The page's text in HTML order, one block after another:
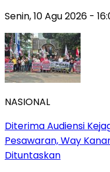
Senin, 10 Agu 2026 -
NASIONAL
Diterima Audiensi
Pesawaran, Way
Dituntaskan